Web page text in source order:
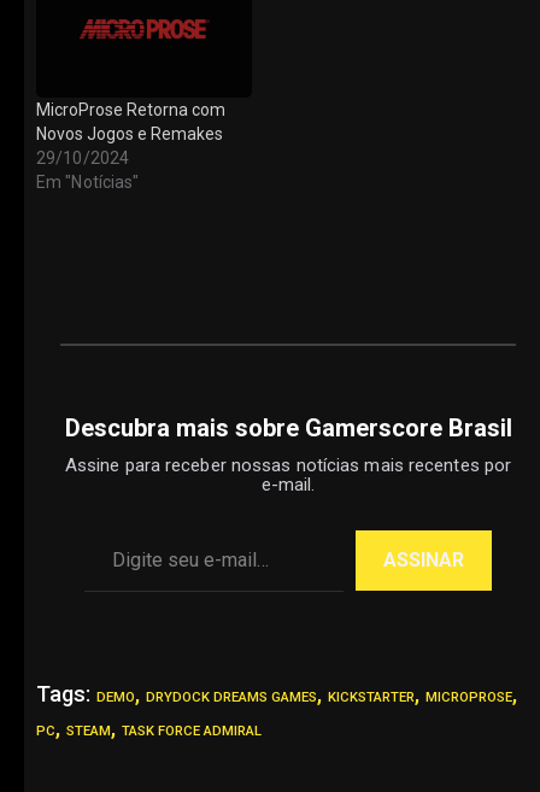
MicroProse Retorna com
Novos Jogos e Remakes
29/10/2024
Em "Notícias"
Descubra mais sobre Gamerscore Brasil
Assine para receber nossas notícias mais recentes por
e-mail.
ASSINAR
Tags: DEMO, DRYDOCK DREAMS GAMES, KICKSTARTER, MICROPROSE,
PC, STEAM, TASK FORCE ADMIRAL